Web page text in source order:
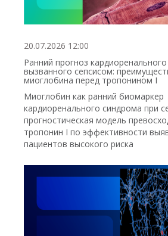
20.07.2026 12:00
Ранний прогноз
вызванного сепсисом:
миоглобина перед тропонином I
Миоглобин как ранний биомаркер
кардиоренального синдрома при
прогностическая модель
тропонин I по эффективности
пациентов высокого риска